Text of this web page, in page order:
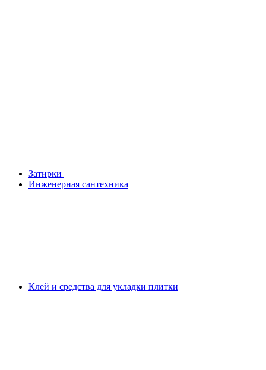
Затирки
Инженерная сантехника
Клей и средства для укладки плитки